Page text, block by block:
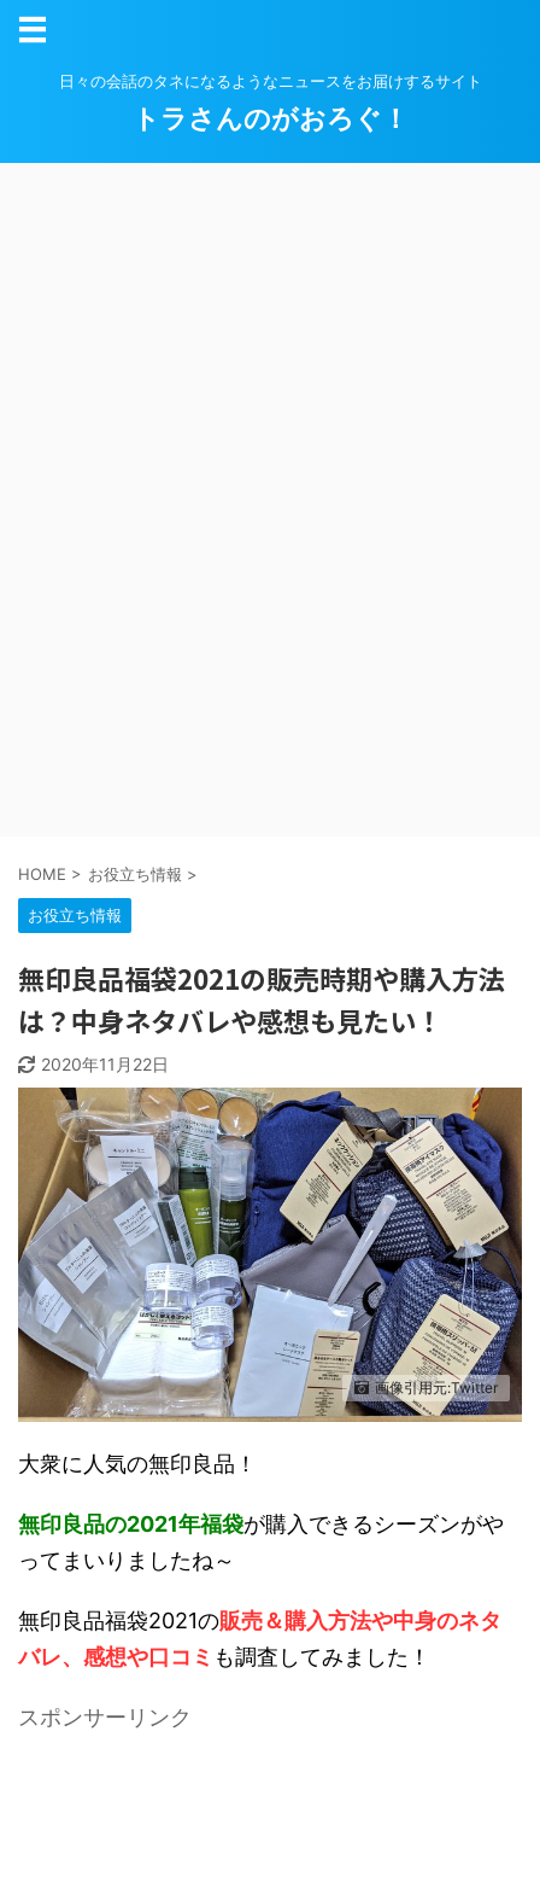
日々の会話のタネになるようなニュースをお届けするサイト
トラさんのがおろぐ！
HOME > お役立ち情報 >
お役立ち情報
無印良品福袋2021の販売時期や購入方法
は？中身ネタバレや感想も見たい！
2020年11月22日
画像引用元:Twitter
大衆に人気の無印良品！
無印良品の2021年福袋が購入できるシーズンがや
ってまいりましたね～
無印良品福袋2021の販売＆購入方法や中身のネタ
バレ、感想や口コミ も調査してみました！
スポンサーリンク